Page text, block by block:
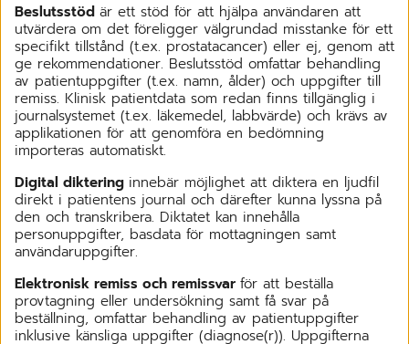
Beslutsstöd är ett stöd för att hjälpa användaren att
utvärdera om det föreligger välgrundad misstanke för ett
specifikt tillstånd (t.ex. prostatacancer) eller ej, genom att
ge rekommendationer. Beslutsstöd omfattar behandling
av patientuppgifter (t.ex. namn, ålder) och uppgifter till
remiss. Klinisk patientdata som redan finns tillgänglig i
journalsystemet (t.ex. läkemedel, labbvärde) och krävs av
applikationen för att genomföra en bedömning
importeras automatiskt.
Digital diktering innebär möjlighet att diktera en ljudfil
direkt i patientens journal och därefter kunna lyssna på
den och transkribera. Diktatet kan innehålla
personuppgifter, basdata för mottagningen samt
användaruppgifter.
Elektronisk remiss och remissvar för att beställa
provtagning eller undersökning samt få svar på
beställning, omfattar behandling av patientuppgifter
inklusive känsliga uppgifter (diagnose(r)). Uppgifterna